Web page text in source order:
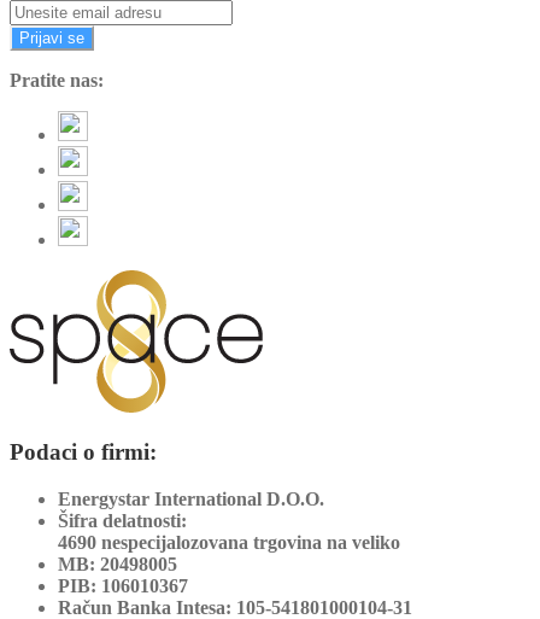
Prijavi se
Pratite nas:
Podaci o firmi:
Energystar International D.O.O.
Šifra delatnosti:
4690 nespecijalozovana trgovina na veliko
MB: 20498005
PIB: 106010367
Račun Banka Intesa: 105-541801000104-31